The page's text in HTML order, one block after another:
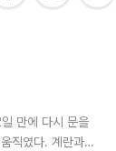
만에 다시 문을
직였다. 계란과